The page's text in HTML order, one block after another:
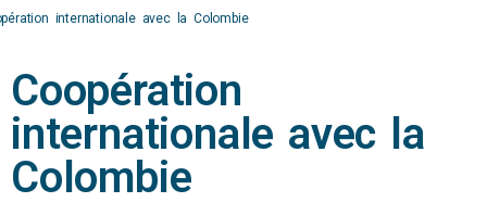
internationale avec la Colombie
Coopération
internationale avec la
Colombie